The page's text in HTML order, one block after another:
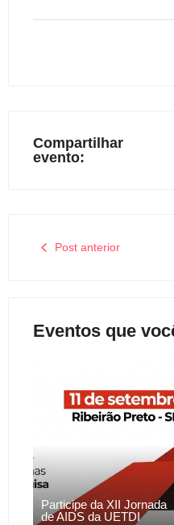
Compartilhar
evento:
Post anterior
Eventos que
Participe da XII Jornada
de AIDS da UETDI